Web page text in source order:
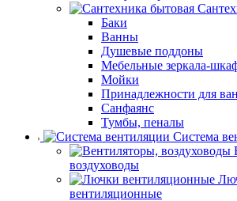
Баки
Ванны
Душевые поддоны
Мебельные зеркала-
Мойки
Принадлежности для
Санфаянс
Тумбы, пеналы
Система
воздуховоды
вентиляционные